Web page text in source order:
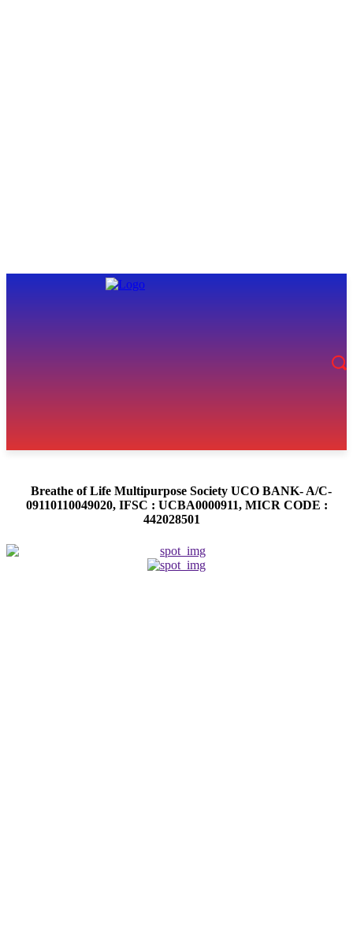
Breathe of Life Multipurpose Society UCO BANK- A/C-
09110110049020, IFSC : UCBA0000911, MICR CODE :
442028501